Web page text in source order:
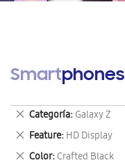
Smartphones
Categoría Galaxy Z
Eliminar
este
artículo
Feature HD Display
Eliminar
este
Color Crafted Black
Eliminar